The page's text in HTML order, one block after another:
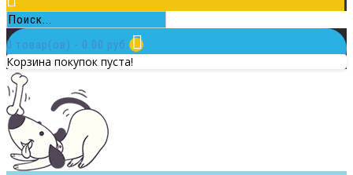
0 товар(ов) - 0.00 руб.
Корзина покупок пуста!